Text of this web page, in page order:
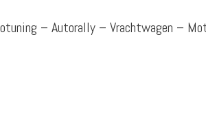
– Autorally – Vrachtwagen –